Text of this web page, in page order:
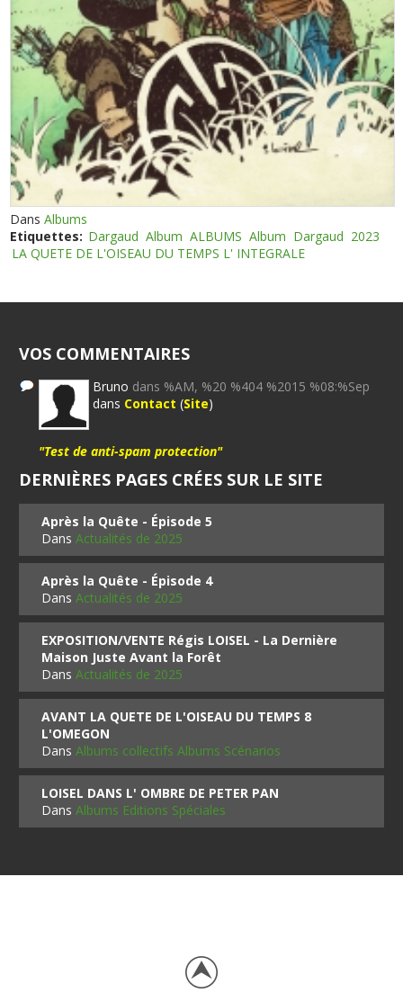
DansAlbums
Etiquettes: Dargaud Album ALBUMS Album Dargaud 2023
LA QUETE DE L'OISEAU DU TEMPS L' INTEGRALE
VOS COMMENTAIRES
Bruno dans %AM, %20 %404 %2015 %08:%Sep
dans Contact (Site)
"Test de anti-spam protection"
DERNIÈRES PAGES CRÉES SUR LE SITE
Après la Quête - Épisode 5
DansActualités de 2025
Après la Quête - Épisode 4
DansActualités de 2025
EXPOSITION/VENTE Régis LOISEL - La Dernière
Maison Juste Avant la Forêt
DansActualités de 2025
AVANT LA QUETE DE L'OISEAU DU TEMPS 8
L'OMEGON
DansAlbums collectifs Albums Scénarios
LOISEL DANS L' OMBRE DE PETER PAN
DansAlbums Editions Spéciales